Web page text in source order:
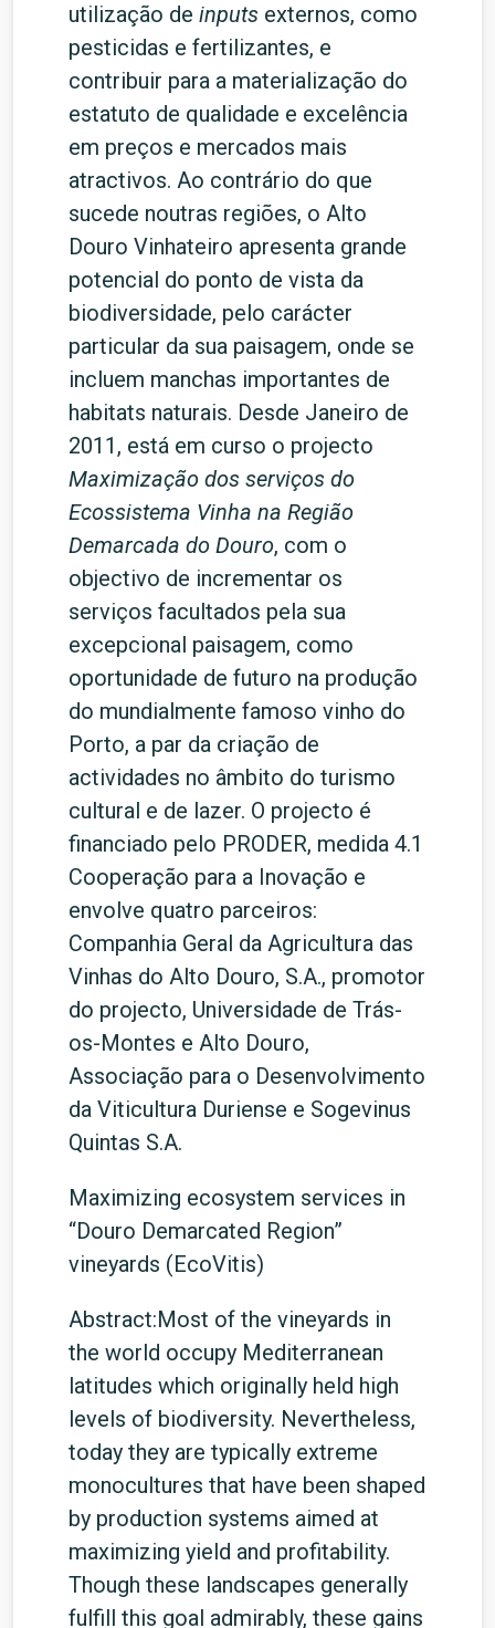
utilização de inputs externos, como
pesticidas e fertilizantes, e
contribuir para a materialização do
estatuto de qualidade e excelência
em preços e mercados mais
atractivos. Ao contrário do que
sucede noutras regiões, o Alto
Douro Vinhateiro apresenta grande
potencial do ponto de vista da
biodiversidade, pelo carácter
particular da sua paisagem, onde se
incluem manchas importantes de
habitats naturais. Desde Janeiro de
2011, está em curso o projecto
Maximização dos serviços do
Ecossistema Vinha na Região
Demarcada do Douro, com o
objectivo de incrementar os
serviços facultados pela sua
excepcional paisagem, como
oportunidade de futuro na produção
do mundialmente famoso vinho do
Porto, a par da criação de
actividades no âmbito do turismo
cultural e de lazer. O projecto é
financiado pelo PRODER, medida 4.1
Cooperação para a Inovação e
envolve quatro parceiros:
Companhia Geral da Agricultura das
Vinhas do Alto Douro, S.A., promotor
do projecto, Universidade de Trás-
os-Montes e Alto Douro,
Associação para o Desenvolvimento
da Viticultura Duriense e Sogevinus
Quintas S.A.
Maximizing ecosystem services in
“Douro Demarcated Region”
vineyards (EcoVitis)
Abstract:Most of the vineyards in
the world occupy Mediterranean
latitudes which originally held high
levels of biodiversity. Nevertheless,
today they are typically extreme
monocultures that have been shaped
by production systems aimed at
maximizing yield and profitability.
Though these landscapes generally
fulfill this goal admirably, these gains